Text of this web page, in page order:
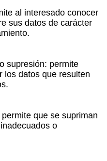
al interesado conocer
sus datos de carácter
supresión: permite
los datos que resulten
que se supriman
o